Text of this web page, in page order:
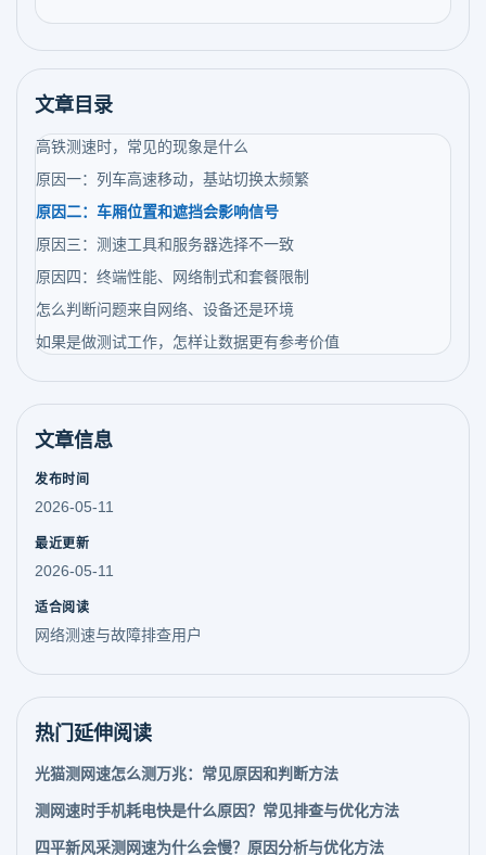
文章目录
高铁测速时，常见的现象是什么
原因一：列车高速移动，基站切换太频繁
原因二：车厢位置和遮挡会影响信号
原因三：测速工具和服务器选择不一致
原因四：终端性能、网络制式和套餐限制
怎么判断问题来自网络、设备还是环境
如果是做测试工作，怎样让数据更有参考价值
文章信息
发布时间
2026-05-11
最近更新
2026-05-11
适合阅读
网络测速与故障排查用户
热门延伸阅读
光猫测网速怎么测万兆：常见原因和判断方法
测网速时手机耗电快是什么原因？常见排查与优化方法
四平新风采测网速为什么会慢？原因分析与优化方法